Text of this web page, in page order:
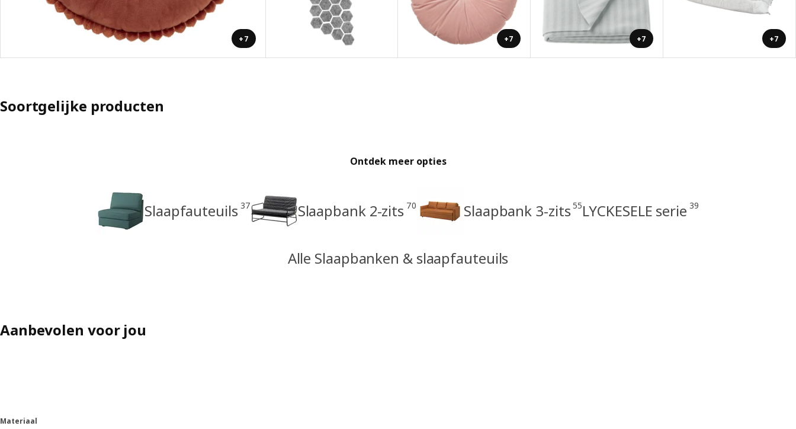
+7 +7 +7 +7
Soortgelijke producten
Ontdek meer opties
Slaapfauteuils 37 Slaapbank 2-zits 70 Slaapbank 3-zits 55LYCKESELE serie 39
Alle Slaapbanken & slaapfauteuils
Aanbevolen voor jou
Materiaal